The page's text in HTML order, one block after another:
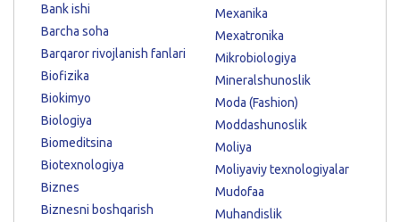
Bank ishi
Barcha soha
Barqaror rivojlanish fanlari
Biofizika
Biokimyo
Biologiya
Biomeditsina
Biotexnologiya
Biznes
Biznesni boshqarish
Mexanika
Mexatronika
Mikrobiologiya
Mineralshunoslik
Moda (Fashion)
Moddashunoslik
Moliya
Moliyaviy texnologiyalar
Mudofaa
Muhandislik